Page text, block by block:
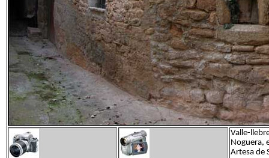
Valle-
Noguera,
Artesa de